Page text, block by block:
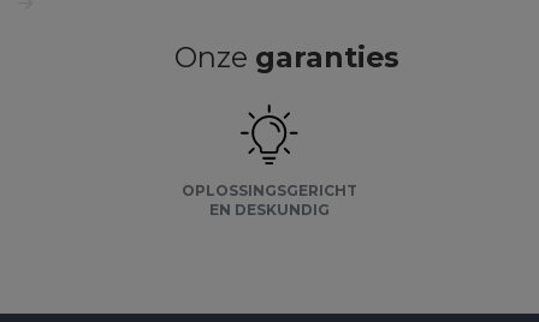
Onze garanties
OPLOSSINGSGERICHT
EN DESKUNDIG